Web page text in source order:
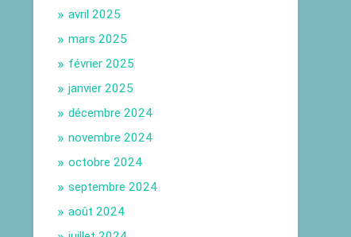
avril 2025
mars 2025
février 2025
janvier 2025
décembre 2024
novembre 2024
octobre 2024
septembre 2024
août 2024